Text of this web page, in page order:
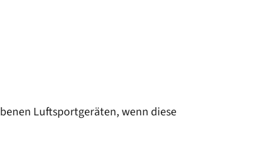
Luftsportgeräten, wenn diese